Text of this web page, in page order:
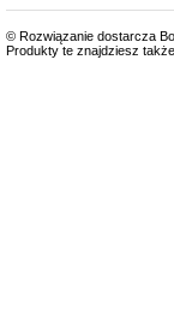
© Rozwiązanie dostarcza
Produkty te znajdziesz